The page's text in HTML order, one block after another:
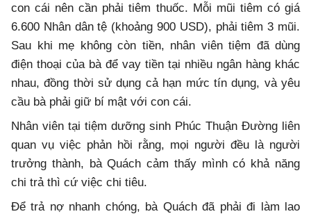
con cái nên cần phải tiêm thuốc. Mỗi mũi tiêm có giá
6.600 Nhân dân tệ (khoảng 900 USD), phải tiêm 3 mũi.
Sau khi mẹ không còn tiền, nhân viên tiệm đã dùng
điện thoại của bà để vay tiền tại nhiều ngân hàng khác
nhau, đồng thời sử dụng cả hạn mức tín dụng, và yêu
cầu bà phải giữ bí mật với con cái.
Nhân viên tại tiệm dưỡng sinh Phúc Thuận Đường liên
quan vụ việc phản hồi rằng, mọi người đều là người
trưởng thành, bà Quách cảm thấy mình có khả năng
chi trả thì cứ việc chi tiêu.
Để trả nợ nhanh chóng, bà Quách đã phải đi làm lao